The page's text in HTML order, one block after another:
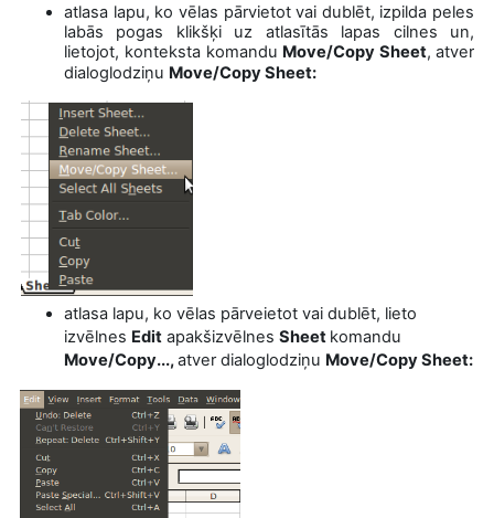
atlasa lapu, ko vēlas pārvietot vai dublēt, izpilda peles
labās pogas klikšķi uz atlasītās lapas cilnes un,
lietojot, konteksta komandu Move/Copy Sheet, atver
dialoglodziņu Move/CopySheet:
atlasa lapu, ko vēlas pārveietot vai dublēt, lieto
izvēlnes Edit apakšizvēlnes Sheet komandu
Move/Copy...,atver dialoglodziņu Move/Copy Sheet: